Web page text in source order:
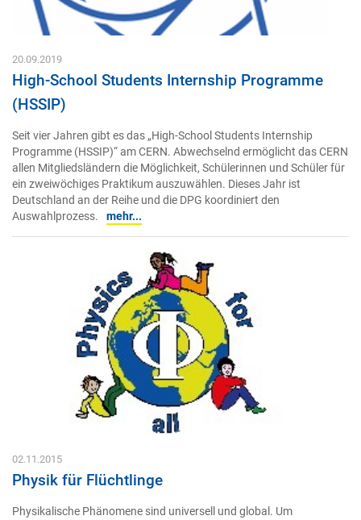
20.09.2019
High-School Students Internship Programme
(HSSIP)
Seit vier Jahren gibt es das „High-School Students Internship
Programme (HSSIP)“ am CERN. Abwechselnd ermöglicht das CERN
allen Mitgliedsländern die Möglichkeit, Schülerinnen und Schüler für
ein zweiwöchiges Praktikum auszuwählen. Dieses Jahr ist
Deutschland an der Reihe und die DPG koordiniert den
Auswahlprozess.
mehr...
02.11.2015
Physik für Flüchtlinge
Physikalische Phänomene sind universell und global. Um